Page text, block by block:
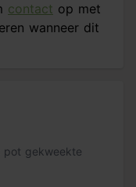
contact op met
wanneer dit
pot gekweekte